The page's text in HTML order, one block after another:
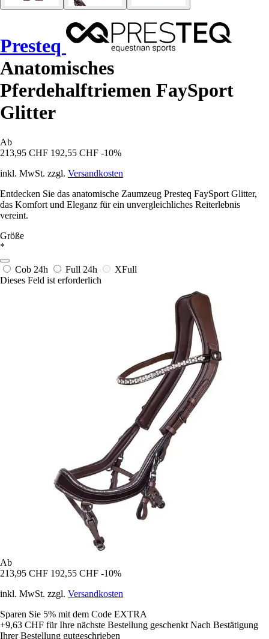
Presteq
Anatomisches
Pferdehalftriemen FaySport
Glitter
Ab
213,95 CHF 192,55 CHF -10%
inkl. MwSt. zzgl. Versandkosten
Entdecken Sie das anatomische Zaumzeug Presteq FaySport Glitter,
das Komfort und Eleganz für ein unvergleichliches Reiterlebnis
vereint.
Größe
*
Cob 24h Full 24h
XFull
Dieses Feld ist erforderlich
Ab
213,95 CHF 192,55 CHF -10%
inkl. MwSt. zzgl. Versandkosten
Sparen Sie 5% mit dem Code EXTRA
+9,63 CHF für Ihre nächste Bestellung geschenkt Nach Bestätigung
Ihrer Bestellung gutgeschrieben